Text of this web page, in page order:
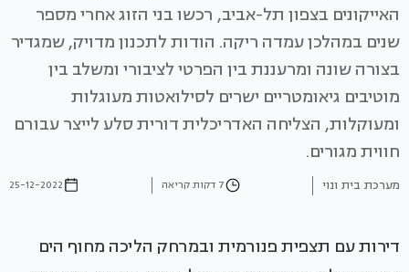
האייקונים בצפון תל-אביב, רכשו בני הזוג אחרי מספר
שנים במהלכן עמדה ריקה. הודות לתכנון מדויק, שמגדיר
בצורה שונה ומרעננת בין הפרטי לציבורי ומשלב בין
מוטיבים גיאומטריים ישרים לסילואטות מעוגלות
ומעוקלות, הצליחה האדריכלית דורית סלע לייצר עבורם
חווית מגורים.
מערכת בית ונוי 7 דקות קריאה 25-12-2022
דירות עם תצפית פנורמית ובמרחק הליכה מחוף הים